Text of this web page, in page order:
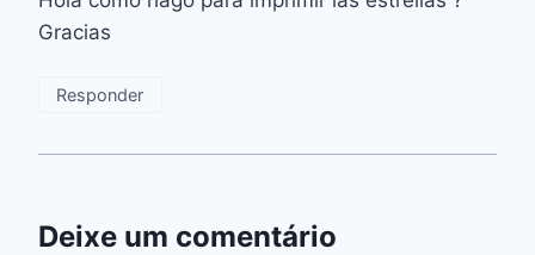
Gracias
Responder
Deixe um comentário